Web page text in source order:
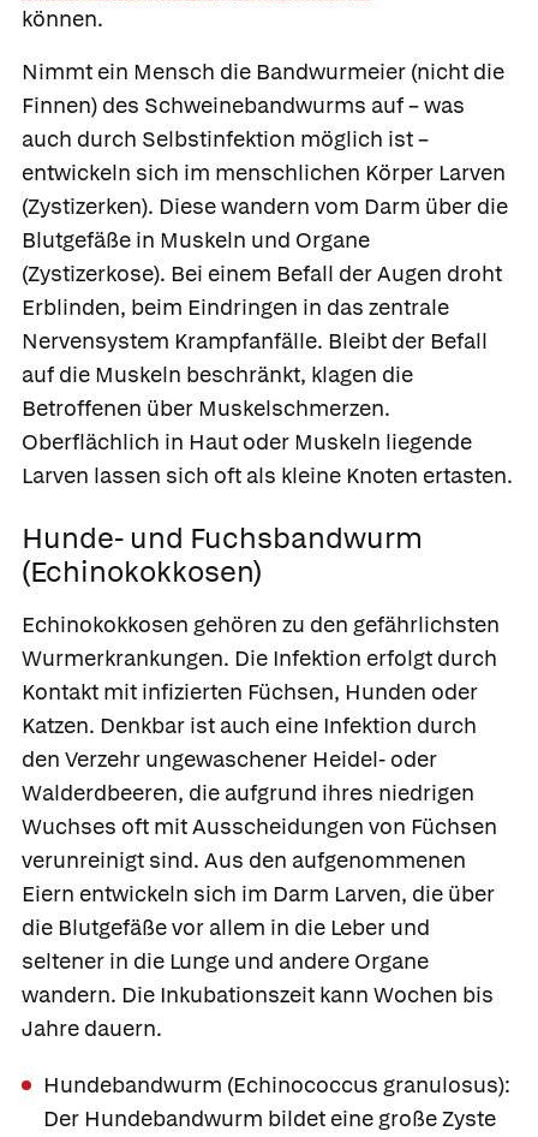
können.
Nimmt ein Mensch die Bandwurmeier (nicht die
Finnen) des Schweinebandwurms auf – was
auch durch Selbstinfektion möglich ist –
entwickeln sich im menschlichen Körper Larven
(Zystizerken). Diese wandern vom Darm über die
Blutgefäße in Muskeln und Organe
(Zystizerkose). Bei einem Befall der Augen droht
Erblinden, beim Eindringen in das zentrale
Nervensystem Krampfanfälle. Bleibt der Befall
auf die Muskeln beschränkt, klagen die
Betroffenen über Muskelschmerzen.
Oberflächlich in Haut oder Muskeln liegende
Larven lassen sich oft als kleine Knoten ertasten.
Hunde- und Fuchsbandwurm
(Echinokokkosen)
Echinokokkosen gehören zu den gefährlichsten
Wurmerkrankungen. Die Infektion erfolgt durch
Kontakt mit infizierten Füchsen, Hunden oder
Katzen. Denkbar ist auch eine Infektion durch
den Verzehr ungewaschener Heidel- oder
Walderdbeeren, die aufgrund ihres niedrigen
Wuchses oft mit Ausscheidungen von Füchsen
verunreinigt sind. Aus den aufgenommenen
Eiern entwickeln sich im Darm Larven, die über
die Blutgefäße vor allem in die Leber und
seltener in die Lunge und andere Organe
wandern. Die Inkubationszeit kann Wochen bis
Jahre dauern.
Hundebandwurm (Echinococcus granulosus):
Der Hundebandwurm bildet eine große Zyste